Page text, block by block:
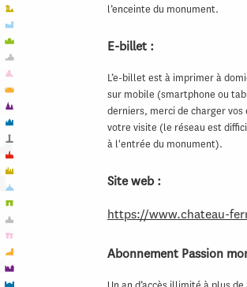
l’enceinte du monument.
E-billet :
L’e-billet est à imprimer à
sur mobile (smartphone ou
derniers, merci de charger
votre visite (le réseau est
à l'entrée du monument).
Site web :
https://www.chateau-
Abonnement Passion